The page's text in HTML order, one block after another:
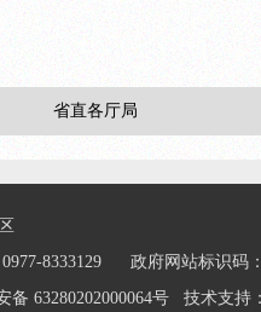
省直各厅局
8333129 政府网站标识码：
备 63280202000064号 技术支持